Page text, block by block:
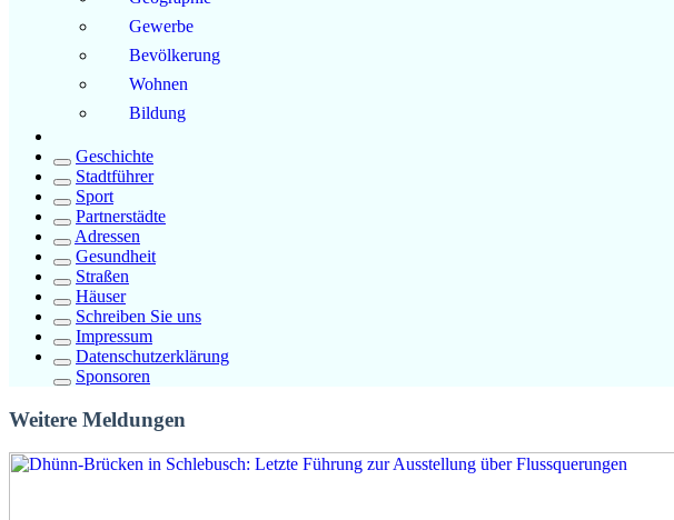
Gewerbe
Bevölkerung
Wohnen
Bildung
Geschichte
Stadtführer
Sport
Partnerstädte
Adressen
Gesundheit
Straßen
Häuser
Schreiben Sie uns
Impressum
Datenschutzerklärung
Sponsoren
Weitere Meldungen